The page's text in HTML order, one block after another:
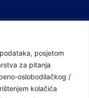
posjetom
za pitanja
oslobodilačkog /
kolačića